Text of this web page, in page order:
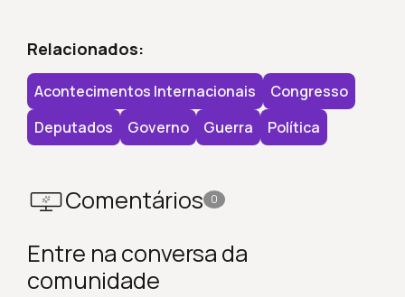
Relacionados:
Acontecimentos Internacionais
Congresso
Deputados
Governo Guerra Política
Comentários 0
Entre na conversa da
comunidade